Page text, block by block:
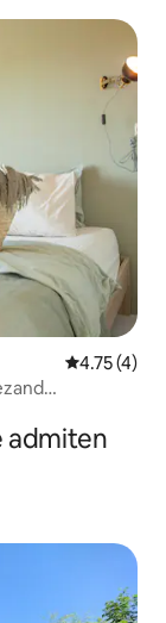
Calificación
4.75 (4)
admiten